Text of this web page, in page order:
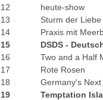
12
heute-show
13
Sturm der Liebe
14
Praxis mit
15
DSDS -
16
Two and a Half
17
Rote Rosen
18
Germany's
19
Temptation